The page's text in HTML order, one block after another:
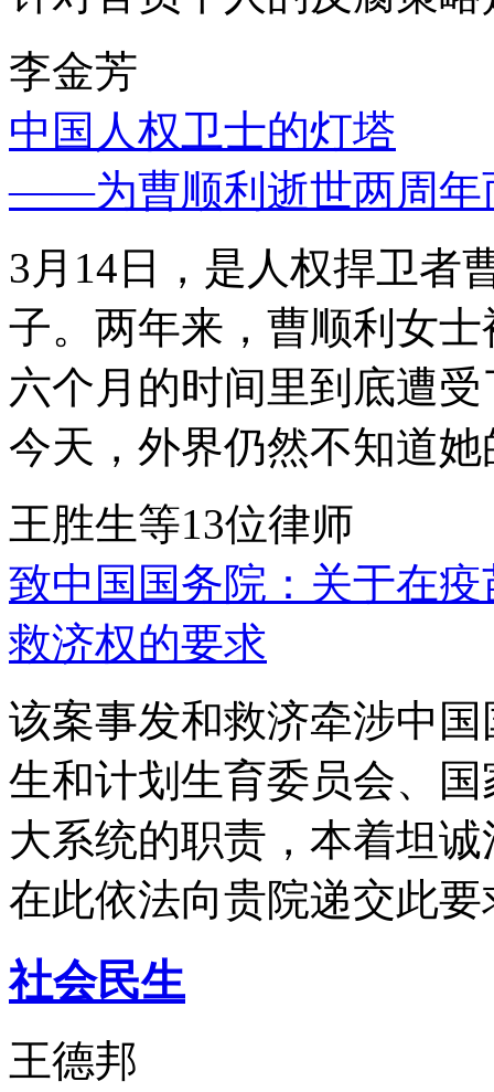
李金芳
中国人权卫士的灯塔
——为曹顺利逝世两周年
3月14日，是人权捍卫者
子。两年来，曹顺利女
六个月的时间里到底遭
今天，外界仍然不知道
王胜生等13位律师
致中国国务院：关于在
救济权的要求
该案事发和救济牵涉中
生和计划生育委员会、
大系统的职责，本着坦
在此依法向贵院递交此要
社会民生
王德邦